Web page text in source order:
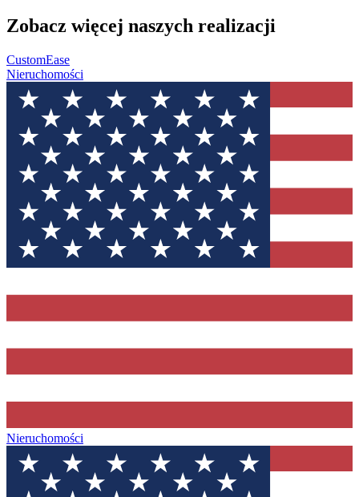
Zobacz więcej naszych realizacji
CustomEase
Nieruchomości
Nieruchomości